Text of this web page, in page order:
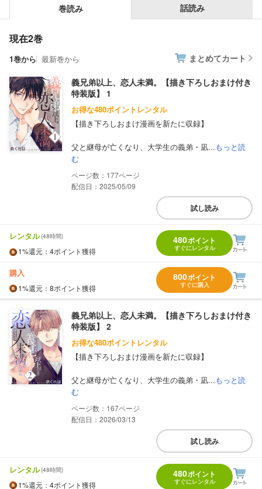
巻読み 話読み
現在2巻
1巻から 最新巻から まとめてカート
義兄弟以上、恋人未満。【描き下ろしおまけ付き
特装版】 1
お得な480ポイントレンタル
【描き下ろしおまけ漫画を新たに収録】
父と継母が亡くなり、大学生の義弟・凪...もっと読
む
177
配信日：2025/05/09
試し読み
レンタル(48時間)
1%還元 ：4ポイント獲得
480ポイント
すぐにレンタル
購入
1%還元 ：8ポイント獲得
800ポイント
すぐに購入
義兄弟以上、恋人未満。【描き下ろしおまけ付き
特装版】 2
お得な480ポイントレンタル
【描き下ろしおまけ漫画を新たに収録】
父と継母が亡くなり、大学生の義弟・凪...もっと読
む
167
配信日：2026/03/13
試し読み
レンタル(48時間)
1%還元 ：4ポイント獲得
480ポイント
すぐにレンタル